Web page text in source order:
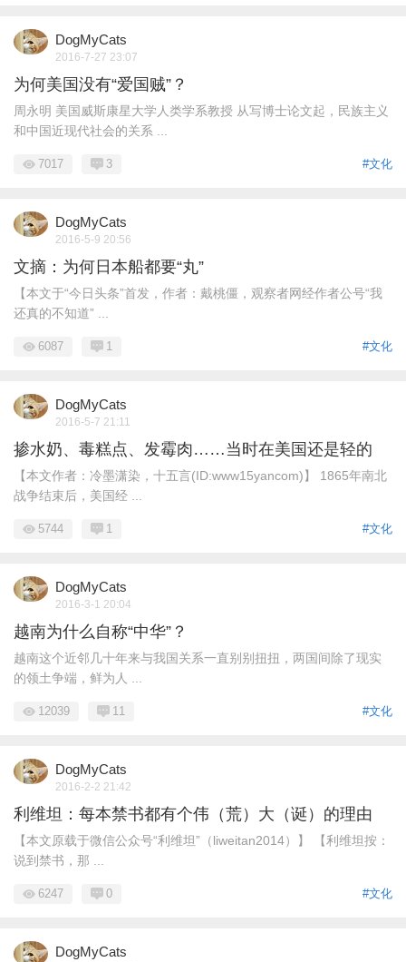
DogMyCats
2016-7-27 23:07
为何美国没有“爱国贼”？
周永明 美国威斯康星大学人类学系教授 从写博士论文起，民族主义
和中国近现代社会的关系 ...
#文化
7017 3
DogMyCats
2016-5-9 20:56
文摘：为何日本船都要“丸”
【本文于“今日头条”首发，作者：戴桃僵，观察者网经作者公号“我
还真的不知道” ...
#文化
6087 1
DogMyCats
2016-5-7 21:11
掺水奶、毒糕点、发霉肉……当时在美国还是轻的
【本文作者：冷墨潇染，十五言(ID:www15yancom)】 1865年南北
战争结束后，美国经 ...
#文化
5744 1
DogMyCats
2016-3-1 20:04
越南为什么自称“中华”？
越南这个近邻几十年来与我国关系一直别别扭扭，两国间除了现实
的领土争端，鲜为人 ...
#文化
12039 11
DogMyCats
2016-2-2 21:42
利维坦：每本禁书都有个伟（荒）大（诞）的理由
【本文原载于微信公众号“利维坦”（liweitan2014）】 【利维坦按：
说到禁书，那 ...
#文化
6247 0
DogMyCats